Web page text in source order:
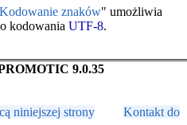
Kodowanie znaków" umożliwia
kodowania UTF-8.
9.0.35
niniejszej strony
Kontakt do